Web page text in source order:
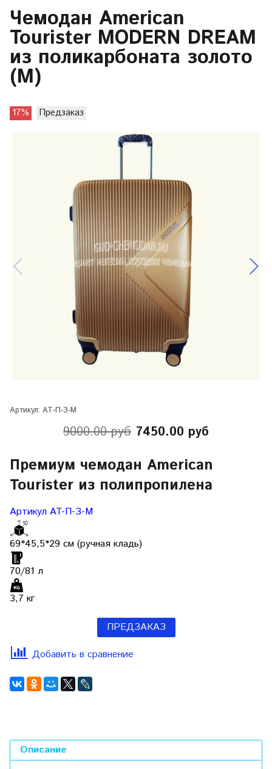
Чемодан American
Tourister MODERN DREAM
из поликарбоната золото
(М)
17% Предзаказ
Артикул: АТ-П-З-М
9000.00 руб 7450.00 руб
Премиум чемодан American
Tourister из полипропилена
Артикул AT-П-З-М
69*45,5*29 см (ручная кладь)
70/81 л
3,7 кг
ПРЕДЗАКАЗ
Добавить в сравнение
Описание